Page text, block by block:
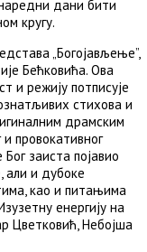
дани бити
кругу.
„Богојављење”,
Бећковића. Ова
и режију потписује
стихова и
драмским
провокативног
заиста појавио
али и дубоке
као и питањима
енергију на
Цветковић, Небојша